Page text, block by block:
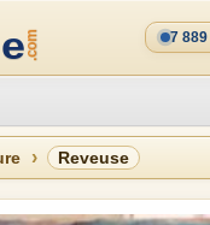
7 889
Reveuse